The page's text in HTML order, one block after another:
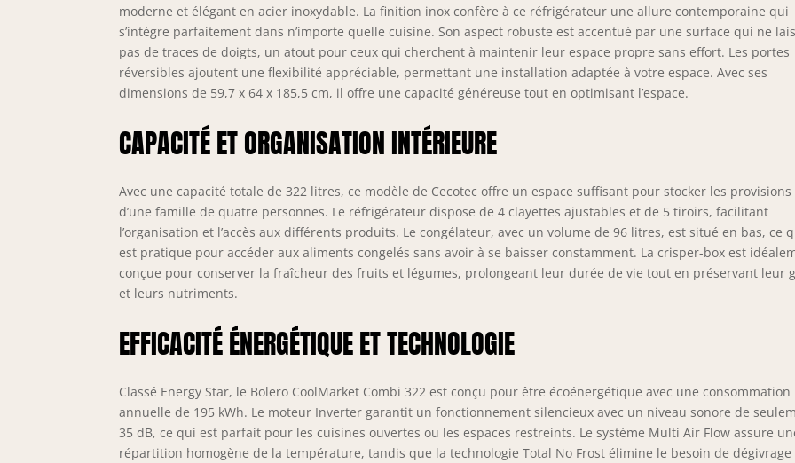
Crisper Box : tiroir spécial pour conserver la viande et le poisson.
Fast Cooling : refroidissement plus rapide des aliments. Fast
Freezing : congélation ultra-rapide. Mode Vacances : il optimise la
consommation d'énergie en cas d'absence prolongée. La
température du réfrigérateur passe à 15 degrés et celle du
congélateur à -18 degrés. Mode Eco : optimisez votre consommation
d'énergie et économisez ainsi sur votre facture énergétique.
Contrôle de la température : sélectionnez la température idéale de
manière simple et intuitive. Lumière LED à l'intérieur. Porte
réfrigérateur, car la porte peut être placée dans le sens qui vous
convient le mieux. Alarme de la porte qui vous avertit lorsque le
réfrigérateur est ouvert depuis un certain temps et commence à
perdre de la température.
moderne et élégant en acier inoxydable. La finition inox confère à ce réfrigérateur une allure contemporaine qui
s’intègre parfaitement dans n’importe quelle cuisine. Son aspect robuste est accentué par une surface qui ne
pas de traces de doigts, un atout pour ceux qui cherchent à maintenir leur espace propre sans effort. Les portes
réversibles ajoutent une flexibilité appréciable, permettant une installation adaptée à votre espace. Avec ses
dimensions de 59,7 x 64 x 185,5 cm, il offre une capacité généreuse tout en optimisant l’espace.
CAPACITÉ ET ORGANISATION INTÉRIEURE
Avec une capacité totale de 322 litres, ce modèle de Cecotec offre un espace suffisant pour stocker les provisions
d’une famille de quatre personnes. Le réfrigérateur dispose de 4 clayettes ajustables et de 5 tiroirs, facilitant
l’organisation et l’accès aux différents produits. Le congélateur, avec un volume de 96 litres, est situé en bas, ce
est pratique pour accéder aux aliments congelés sans avoir à se baisser constamment. La crisper-box est
conçue pour conserver la fraîcheur des fruits et légumes, prolongeant leur durée de vie tout en préservant leur
et leurs nutriments.
EFFICACITÉ ÉNERGÉTIQUE ET TECHNOLOGIE
Classé Energy Star, le Bolero CoolMarket Combi 322 est conçu pour être écoénergétique avec une consommation
annuelle de 195 kWh. Le moteur Inverter garantit un fonctionnement silencieux avec un niveau sonore de
35 dB, ce qui est parfait pour les cuisines ouvertes ou les espaces restreints. Le système Multi Air Flow assure
répartition homogène de la température, tandis que la technologie Total No Frost élimine le besoin de dégivrage